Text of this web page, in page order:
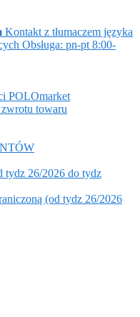
Kontakt z tłumaczem języka
Obsługa: pn-pt 8:00-
POLOmarket
towaru
tydz 26/2026 do tydz
(od tydz 26/2026